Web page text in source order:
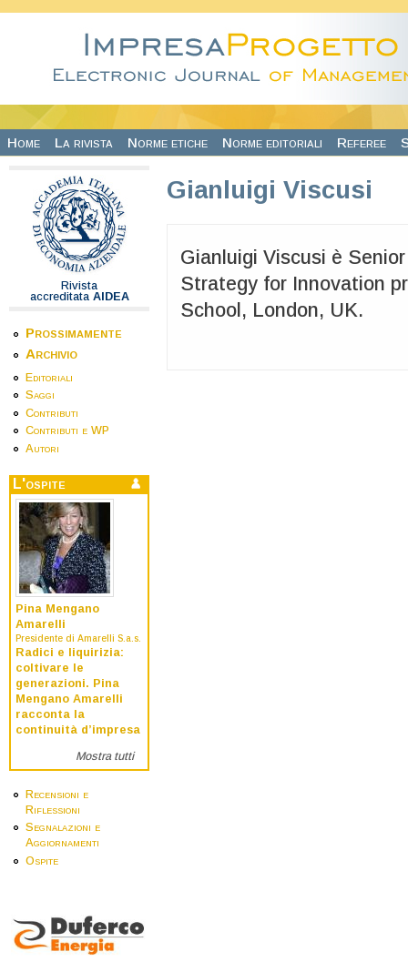
Home La rivista Norme etiche Norme editoriali Referee
Rivista
accreditata AIDEA
Prossimamente
Archivio
Editoriali
Saggi
Contributi
Contributi e WP
Autori
L'ospite
Pina Mengano
Amarelli
Presidente di Amarelli S.a.s.
Radici e liquirizia:
coltivare le
generazioni. Pina
Mengano Amarelli
racconta la
continuità d’impresa
Mostra tutti
Recensioni e
Riflessioni
Segnalazioni e
Aggiornamenti
Ospite
Gianluigi Viscusi
Gianluigi Viscusi è
Strategy for Innovation
School, London, UK.